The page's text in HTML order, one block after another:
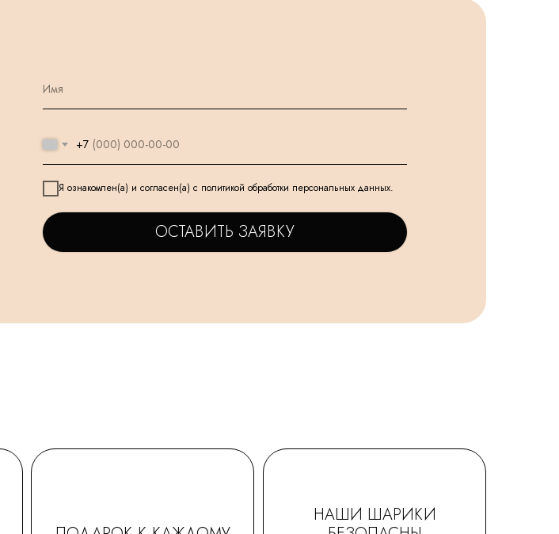
+7
Я ознакомлен(а) и согласен(а) с политикой обработки персональных данных.
ОСТАВИТЬ ЗАЯВКУ
НАШИ ШАРИКИ